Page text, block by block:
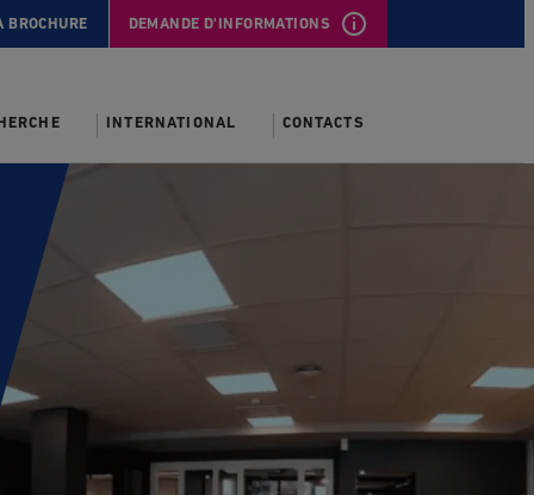
BROCHURE DEMANDE D'INFORMATIONS
INTERNATIONAL CONTACTS